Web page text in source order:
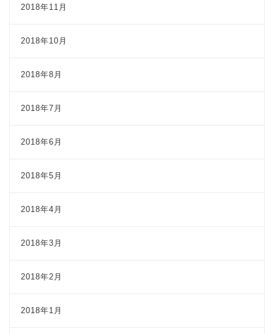
2018年11月
2018年10月
2018年8月
2018年7月
2018年6月
2018年5月
2018年4月
2018年3月
2018年2月
2018年1月